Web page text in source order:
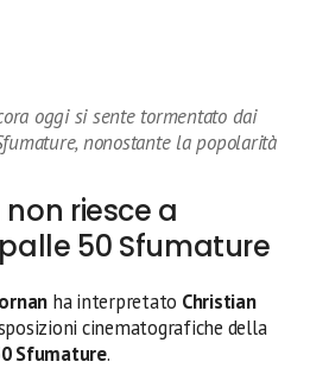
oggi si sente tormentato dai
nonostante la popolarità
riesce a
50 Sfumature
ha interpretato Christian
cinematografiche della
Sfumature.